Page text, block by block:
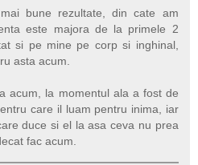
bune rezultate, din cate am
este majora de la primele 2
si pe mine pe corp si inghinal,
asta acum.
acum, la momentul ala a fost de
care il luam pentru inima, iar
duce si el la asa ceva nu prea
fac acum.